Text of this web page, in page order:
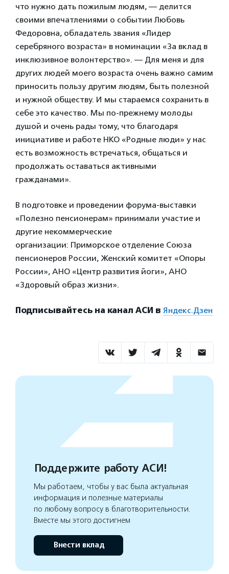
что нужно дать пожилым людям, — делится
своими впечатлениями о событии Любовь
Федоровна, обладатель звания «Лидер
серебряного возраста» в номинации «За вклад в
инклюзивное волонтерство». — Для меня и для
других людей моего возраста очень важно самим
приносить пользу другим людям, быть полезной
и нужной обществу. И мы стараемся сохранить в
себе это качество. Мы по-прежнему молоды
душой и очень рады тому, что благодаря
инициативе и работе НКО «Родные люди» у нас
есть возможность встречаться, общаться и
продолжать оставаться активными
гражданами».
В подготовке и проведении форума-выставки
«Полезно пенсионерам» принимали участие и
другие некоммерческие
организации: Приморское отделение Союза
пенсионеров России, Женский комитет «Опоры
России», АНО «Центр развития йоги», АНО
«Здоровый образ жизни».
Подписывайтесь на канал АСИ в Яндекс.Дзен
Поддержите работу АСИ!
Мы работаем, чтобы у вас была актуальная
информация и полезные материалы
по любому вопросу в благотворительности.
Вместе мы этого достигнем
Внести вклад